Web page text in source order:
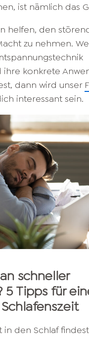
ist nämlich das
helfen, den
zu nehmen.
ihre konkrete
dann wird unser
interessant sein.
schneller
5 Tipps für
in den Schlaf